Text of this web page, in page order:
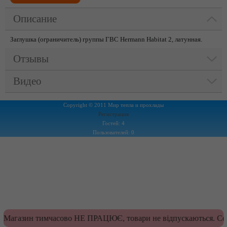
Описание
Заглушка (ограничитель) группы ГВС Hermann Habitat 2, латунная.
Отзывы
Видео
Copyright © 2011 Мир тепла и прохлады
Регистрация
Гостей: 4
Пользователей: 0
Магазин тимчасово НЕ ПРАЦЮЄ, товари не відпускаються.